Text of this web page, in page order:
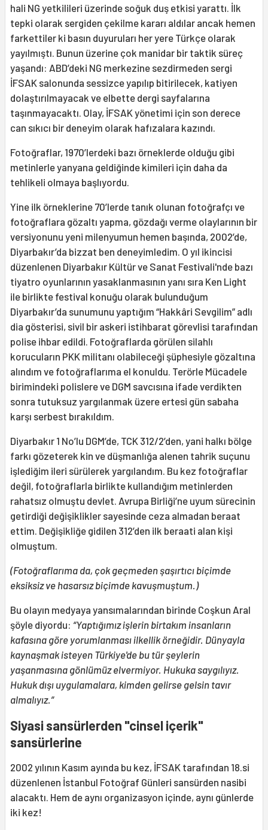
hali NG yetkilileri üzerinde soğuk duş etkisi yarattı. İlk
tepki olarak sergiden çekilme kararı aldılar ancak hemen
farkettiler ki basın duyuruları her yere Türkçe olarak
yayılmıştı. Bunun üzerine çok manidar bir taktik süreç
yaşandı: ABD’deki NG merkezine sezdirmeden sergi
İFSAK salonunda sessizce yapılıp bitirilecek, katiyen
dolaştırılmayacak ve elbette dergi sayfalarına
taşınmayacaktı. Olay, İFSAK yönetimi için son derece
can sıkıcı bir deneyim olarak hafızalara kazındı.
Fotoğraflar, 1970’lerdeki bazı örneklerde olduğu gibi
metinlerle yanyana geldiğinde kimileri için daha da
tehlikeli olmaya başlıyordu.
Yine ilk örneklerine 70’lerde tanık olunan fotoğrafçı ve
fotoğraflara gözaltı yapma, gözdağı verme olaylarının bir
versiyonunu yeni milenyumun hemen başında, 2002’de,
Diyarbakır’da bizzat ben deneyimledim. O yıl ikincisi
düzenlenen Diyarbakır Kültür ve Sanat Festivali'nde bazı
tiyatro oyunlarının yasaklanmasının yanı sıra Ken Light
ile birlikte festival konuğu olarak bulunduğum
Diyarbakır’da sunumunu yaptığım “Hakkâri Sevgilim” adlı
dia gösterisi, sivil bir askeri istihbarat görevlisi tarafından
polise ihbar edildi. Fotoğraflarda görülen silahlı
korucuların PKK militanı olabileceği şüphesiyle gözaltına
alındım ve fotoğraflarıma el konuldu. Terörle Mücadele
birimindeki polislere ve DGM savcısına ifade verdikten
sonra tutuksuz yargılanmak üzere ertesi gün sabaha
karşı serbest bırakıldım.
Diyarbakır 1 No’lu DGM’de, TCK 312/2’den, yani halkı bölge
farkı gözeterek kin ve düşmanlığa alenen tahrik suçunu
işlediğim ileri sürülerek yargılandım. Bu kez fotoğraflar
değil, fotoğraflarla birlikte kullandığım metinlerden
rahatsız olmuştu devlet. Avrupa Birliği’ne uyum sürecinin
getirdiği değişiklikler sayesinde ceza almadan beraat
ettim. Değişikliğe gidilen 312’den ilk beraati alan kişi
olmuştum.
(Fotoğraflarıma da, çok geçmeden şaşırtıcı biçimde
eksiksiz ve hasarsız biçimde kavuşmuştum.)
Bu olayın medyaya yansımalarından birinde Coşkun Aral
şöyle diyordu: “Yaptığımız işlerin birtakım insanların
kafasına göre yorumlanması ilkellik örneğidir. Dünyayla
kaynaşmak isteyen Türkiye'de bu tür şeylerin
yaşanmasına gönlümüz elvermiyor. Hukuka saygılıyız.
Hukuk dışı uygulamalara, kimden gelirse gelsin tavır
almalıyız.”
Siyasi sansürlerden "cinsel içerik"
sansürlerine
2002 yılının Kasım ayında bu kez, İFSAK tarafından 18.si
düzenlenen İstanbul Fotoğraf Günleri sansürden nasibi
alacaktı. Hem de aynı organizasyon içinde, aynı günlerde
iki kez!